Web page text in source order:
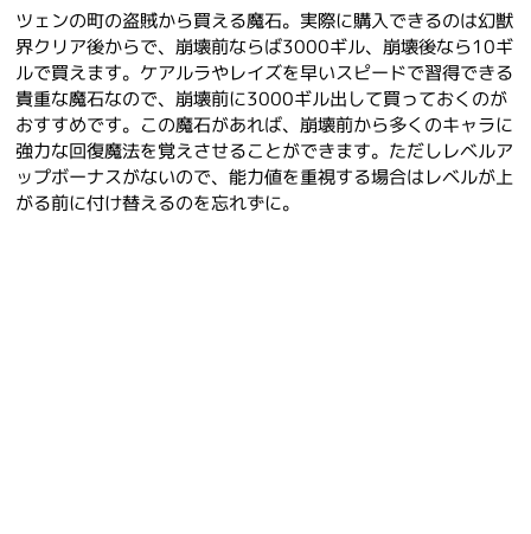
ツェンの町の盗賊から買える魔石。実際に購入できるのは幻獣
界クリア後からで、崩壊前ならば3000ギル、崩壊後なら10ギ
ルで買えます。ケアルラやレイズを早いスピードで習得できる
貴重な魔石なので、崩壊前に3000ギル出して買っておくのが
おすすめです。この魔石があれば、崩壊前から多くのキャラに
強力な回復魔法を覚えさせることができます。ただしレベルア
ップボーナスがないので、能力値を重視する場合はレベルが上
がる前に付け替えるのを忘れずに。